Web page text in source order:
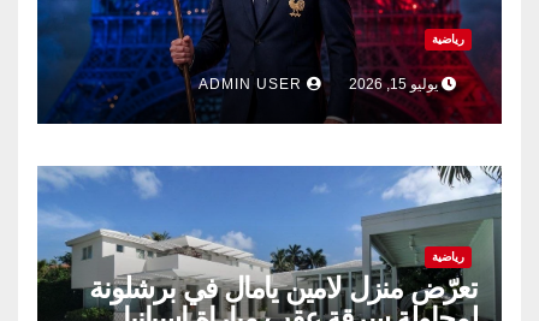
رياضية
يوليو 15, 2026
رياضية
تعرّض منزل لامين يامال في برشلونة